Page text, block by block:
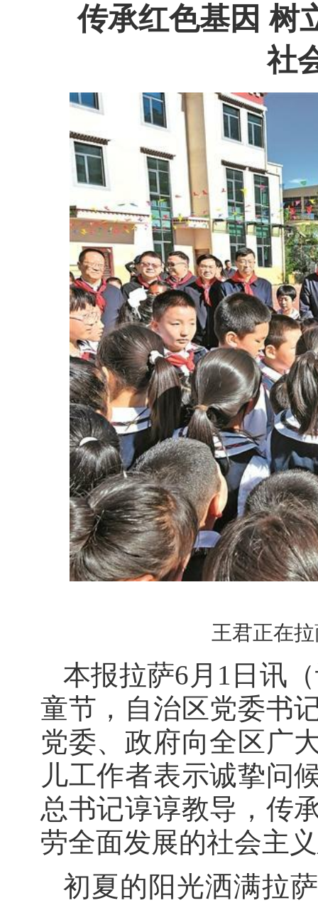
传承红色基因 树
社
王君正在
本报拉萨6月1日讯
童节，自治区党委书
党委、政府向全区广
儿工作者表示诚挚问
总书记谆谆教导，传
劳全面发展的社会主
初夏的阳光洒满拉